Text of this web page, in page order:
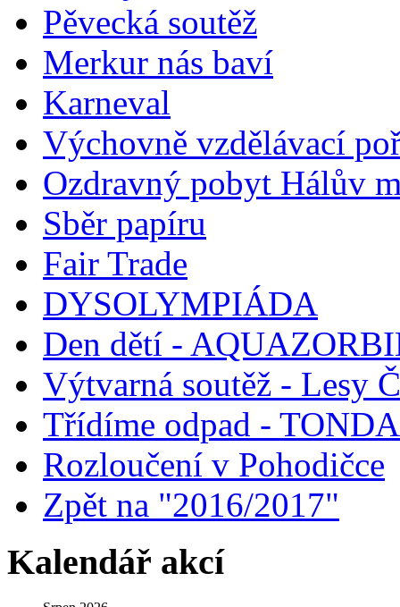
Pěvecká soutěž
Merkur nás baví
Karneval
Výchovně vzdělávací
Ozdravný pobyt Hálův
Sběr papíru
Fair Trade
DYSOLYMPIÁDA
Den dětí -
Výtvarná soutěž - Lesy
Třídíme odpad -
Rozloučení v Pohodičce
Zpět na "2016/2017"
Kalendář akcí